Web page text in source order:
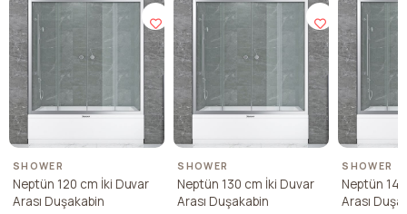
SHOWER
Neptün 120 cm İki Duvar
Arası Duşakabin
SHOWER
Neptün 130 cm İki Duvar
Arası Duşakabin
SHOWER
Neptün
Arası